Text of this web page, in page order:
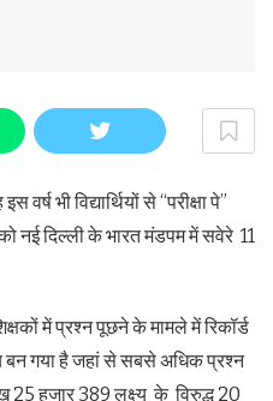
वर्ष भी विद्यार्थियों से “परीक्षा पे”
नई दिल्ली के भारत मंडपम में सवेरे 11
में प्रश्न पूछने के मामले में रिकॉर्ड
बन गया है जहां से सबसे अधिक प्रश्न
25 हजार 389 लक्ष्य के विरुद्ध 20